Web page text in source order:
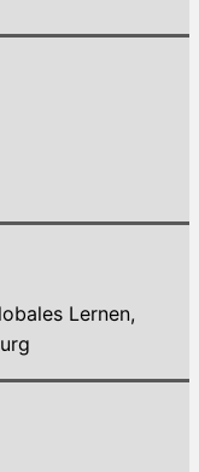
Lernen,